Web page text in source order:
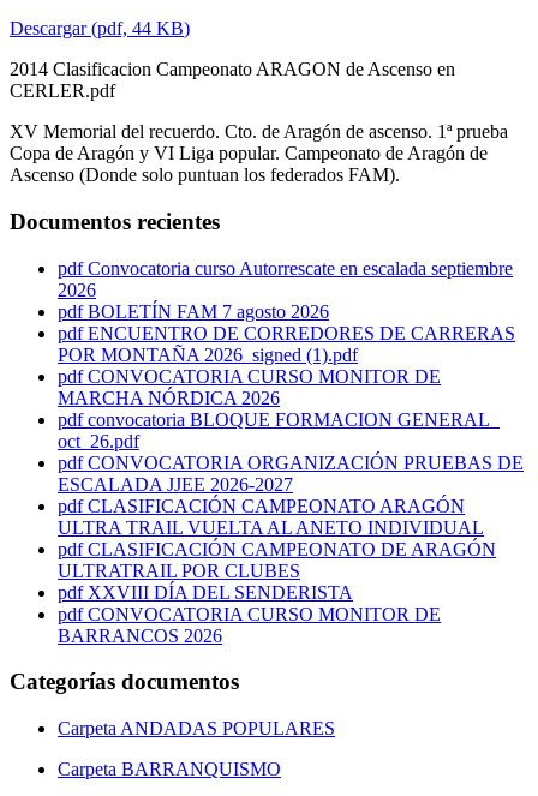
Descargar(pdf, 44 KB)
2014 Clasificacion Campeonato ARAGON de Ascenso en
CERLER.pdf
XV Memorial del recuerdo. Cto. de Aragón de ascenso. 1ª prueba
Copa de Aragón y VI Liga popular. Campeonato de Aragón de
Ascenso (Donde solo puntuan los federados FAM).
Documentos recientes
pdf Convocatoria curso Autorrescate en escalada septiembre
2026
pdf BOLETÍN FAM 7 agosto 2026
pdf ENCUENTRO DE CORREDORES DE CARRERAS
POR MONTAÑA 2026_signed (1).pdf
pdf CONVOCATORIA CURSO MONITOR DE
MARCHA NÓRDICA 2026
pdf convocatoria BLOQUE FORMACION GENERAL_
oct_26.pdf
pdf CONVOCATORIA ORGANIZACIÓN PRUEBAS DE
ESCALADA JJEE 2026-2027
pdf CLASIFICACIÓN CAMPEONATO ARAGÓN
ULTRA TRAIL VUELTA AL ANETO INDIVIDUAL
pdf CLASIFICACIÓN CAMPEONATO DE ARAGÓN
ULTRATRAIL POR CLUBES
pdf XXVIII DÍA DEL SENDERISTA
pdf CONVOCATORIA CURSO MONITOR DE
BARRANCOS 2026
Categorías documentos
Carpeta ANDADAS POPULARES
Carpeta BARRANQUISMO